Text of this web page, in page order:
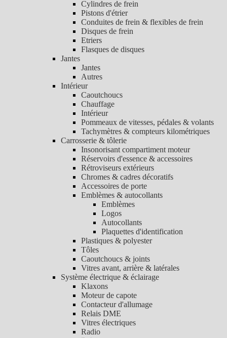
Cylindres de frein
Pistons d'étrier
Conduites de frein & flexibles de frein
Disques de frein
Etriers
Flasques de disques
Jantes
Jantes
Autres
Intérieur
Caoutchoucs
Chauffage
Intérieur
Pommeaux de vitesses, pédales & volants
Tachymètres & compteurs kilométriques
Carrosserie & tôlerie
Insonorisant compartiment moteur
Réservoirs d'essence & accessoires
Rétroviseurs extérieurs
Chromes & cadres décoratifs
Accessoires de porte
Emblèmes & autocollants
Emblèmes
Logos
Autocollants
Plaquettes d'identification
Plastiques & polyester
Tôles
Caoutchoucs & joints
Vitres avant, arrière & latérales
Système électrique & éclairage
Klaxons
Moteur de capote
Contacteur d'allumage
Relais DME
Vitres électriques
Radio